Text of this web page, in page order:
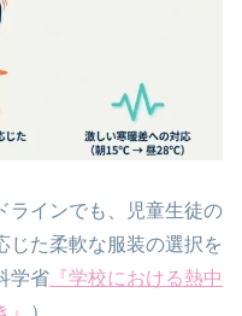
ラインでも、児童生徒の
じた柔軟な服装の選択を
学省 『学校における熱中